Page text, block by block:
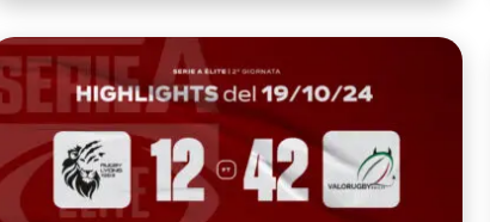
Highlights Sitav Rugby Lyons
vs Valorugby Emilia 12-42
(19/10/2024)